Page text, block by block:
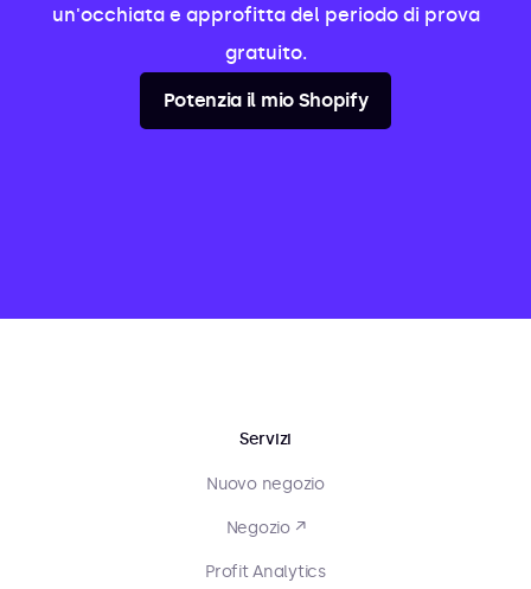
un'occhiata e approfitta del periodo di prova
gratuito.
Potenzia il mio Shopify
Servizi
Nuovo negozio
Negozio ↗
Profit Analytics